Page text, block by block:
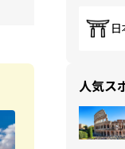
日
人気ス